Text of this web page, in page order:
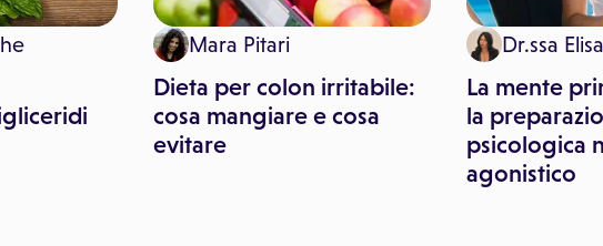
Mara Pitari
Dieta per colon irritabile:
cosa mangiare e cosa
evitare
Dr.ssa
La mente
la
psicologica
agonistico